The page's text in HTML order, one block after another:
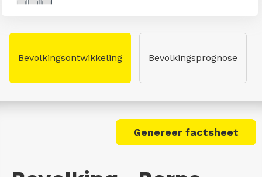
Bevolkingsontwikkeling Bevolkingsprognose
Genereer factsheet